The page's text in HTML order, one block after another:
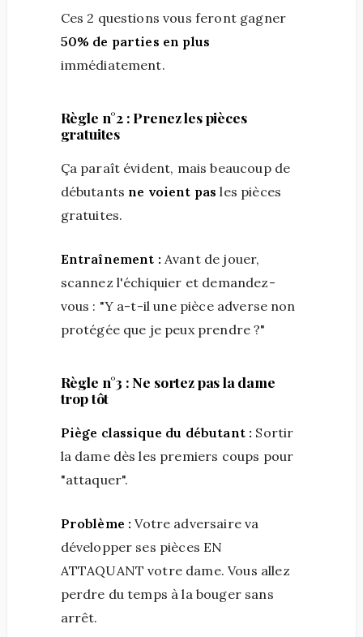
Ces 2 questions vous feront gagner
50% de parties en plus
immédiatement.
Règle n°2 : Prenez les pièces
gratuites
Ça paraît évident, mais beaucoup de
débutants ne voient pas les pièces
gratuites.
Entraînement : Avant de jouer,
scannez l'échiquier et demandez-
vous : "Y a-t-il une pièce adverse non
protégée que je peux prendre ?"
Règle n°3 : Ne sortez pas la dame
trop tôt
Piège classique du débutant : Sortir
la dame dès les premiers coups pour
"attaquer".
Problème : Votre adversaire va
développer ses pièces EN
ATTAQUANT votre dame. Vous allez
perdre du temps à la bouger sans
arrêt.